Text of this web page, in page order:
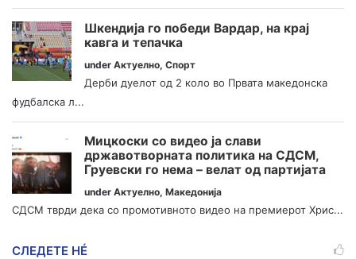
Шкендија го победи Вардар, на крај
кавга и тепачка
under Актуелно, Спорт
Дерби дуелот од 2 коло во Првата македонска
фудбалска л...
Мицкоски со видео ја слави
државотворната политика на СДСМ,
Груевски го нема – велат од партијата
under Актуелно, Македонија
СДСМ тврди дека со промотивното видео на премиерот Хрис...
СЛЕДЕТЕ НÉ